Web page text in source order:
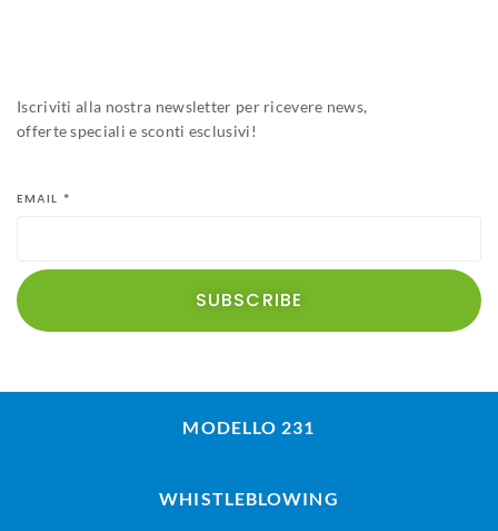
Iscriviti alla nostra newsletter per ricevere news,
offerte speciali e sconti esclusivi!
EMAIL *
SUBSCRIBE
MODELLO 231
WHISTLEBLOWING